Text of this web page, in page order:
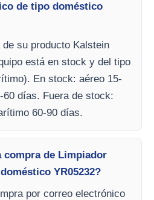
de tipo doméstico
su producto Kalstein
está en stock y del tipo
En stock: aéreo 15-
días. Fuera de stock:
60-90 días.
compra de Limpiador
YR05232?
por correo electrónico